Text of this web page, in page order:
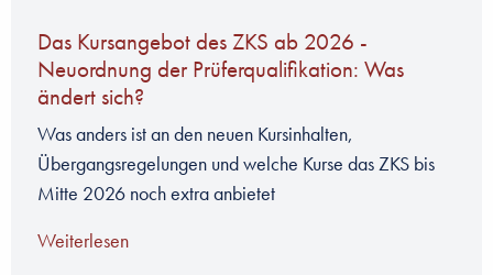
Das Kursangebot des ZKS ab 2026 -
Neuordnung der Prüferqualifikation: Was
ändert sich?
Was anders ist an den neuen Kursinhalten,
Übergangsregelungen und welche Kurse das ZKS bis
Mitte 2026 noch extra anbietet
Weiterlesen